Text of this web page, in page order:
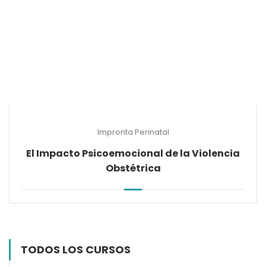
Impronta Perinatal
El Impacto Psicoemocional de la Violencia
Obstétrica
TODOS LOS CURSOS